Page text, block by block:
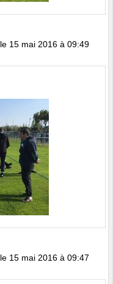
le 15 mai 2016 à 09:49
le 15 mai 2016 à 09:47